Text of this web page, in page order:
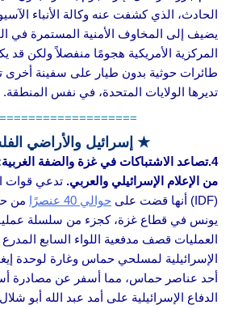
الحادث، الذي كشفت عنه وكالة الأنباء
يضيف إلى المخاوف الأمنية المستمرة في
المركزية الأمريكية هجومًا منفصلاً ولكن قد
طائرات حوثية بدون طيار على سفينة أخرى
تديرها الولايات المتحدة، في نفس المنطقة.
★ إسرائيل والأراضي
4.تصاعد الاشتباكات في غزة والضفة
من الإعلام الإسرائيلي والعربي. تدعي قوات
(IDF) أنها قضت على
حوالي 40 عنصرًا
من
يونس في قطاع غزة، كجزء من سلسلة
العمليات قصف مدفعية اللواء السابع المدرع
الإسرائيلية لمسلحي حماس وغارة لوحدة
أحد عناصر حماس، مما أسفر عن مصادرة
الدفاع الإسرائيلية على أمد عبد الله أبو